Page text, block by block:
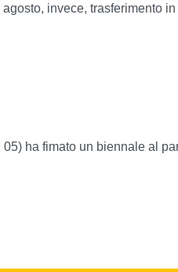
agosto, invece, trasferimento
ha fimato un biennale al